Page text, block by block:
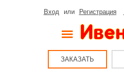
Вход или Регистрация
ЗАКАЗАТЬ